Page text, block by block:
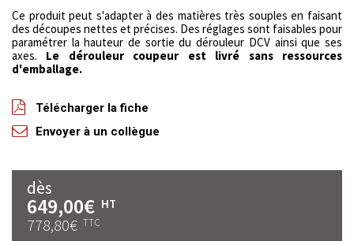
Ce produit peut s'adapter à des matières très souples en faisant
des découpes nettes et précises. Des réglages sont faisables pour
paramétrer la hauteur de sortie du dérouleur DCV ainsi que ses
axes. Le dérouleur coupeur est livré sans ressources
d'emballage.
Télécharger la fiche
Envoyer à un collègue
dès
649,00€ HT
778,80€ TTC